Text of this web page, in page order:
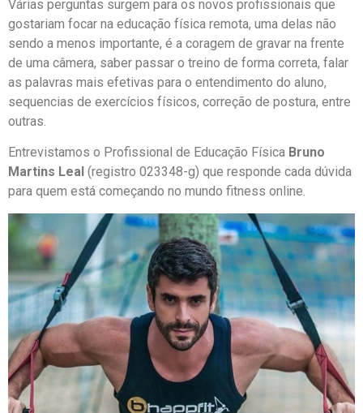
Várias perguntas surgem para os novos profissionais que
gostariam focar na educação física remota, uma delas não
sendo a menos importante, é a coragem de gravar na frente
de uma câmera, saber passar o treino de forma correta, falar
as palavras mais efetivas para o entendimento do aluno,
sequencias de exercícios físicos, correção de postura, entre
outras.
Entrevistamos o Profissional de Educação Física Bruno
Martins Leal (registro 023348-g) que responde cada dúvida
para quem está começando no mundo fitness online.